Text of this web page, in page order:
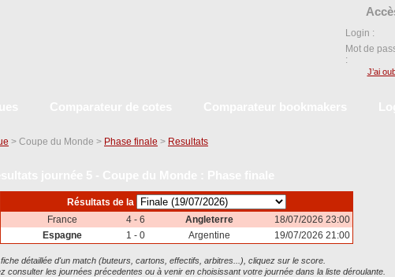
> Coupe du Monde > Phase finale > Resultats
Résultats de la
France
4 - 6 Angleterre
18/07/2026 23:00
Espagne
1 - 0 Argentine 19/07/2026 21:00
détaillée d'un match (buteurs, cartons, effectifs, arbitres...), cliquez sur le score.
consulter les journées précedentes ou à venir en choisissant votre journée dans la liste déroulante.
Login :
Mot de
:
J’ai